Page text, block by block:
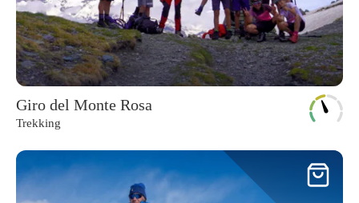
Giro del Monte Rosa
Trekking